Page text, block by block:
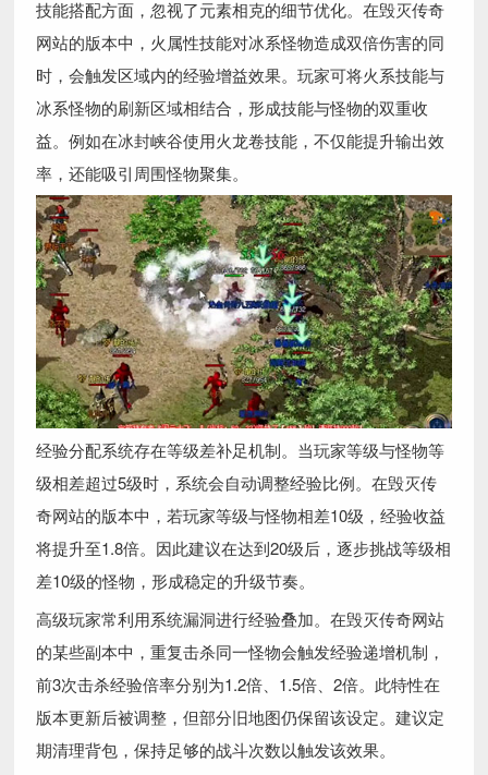
技能搭配方面，忽视了元素相克的细节优化。在毁灭传奇
网站的版本中，火属性技能对冰系怪物造成双倍伤害的同
时，会触发区域内的经验增益效果。玩家可将火系技能与
冰系怪物的刷新区域相结合，形成技能与怪物的双重收
益。例如在冰封峡谷使用火龙卷技能，不仅能提升输出效
率，还能吸引周围怪物聚集。
经验分配系统存在等级差补足机制。当玩家等级与怪物等
级相差超过5级时，系统会自动调整经验比例。在毁灭传
奇网站的版本中，若玩家等级与怪物相差10级，经验收益
将提升至1.8倍。因此建议在达到20级后，逐步挑战等级相
差10级的怪物，形成稳定的升级节奏。
高级玩家常利用系统漏洞进行经验叠加。在毁灭传奇网站
的某些副本中，重复击杀同一怪物会触发经验递增机制，
前3次击杀经验倍率分别为1.2倍、1.5倍、2倍。此特性在
版本更新后被调整，但部分旧地图仍保留该设定。建议定
期清理背包，保持足够的战斗次数以触发该效果。